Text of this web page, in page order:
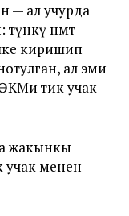
— ал учурда
нөөмөт
киришип
ал эми
тик учак
жакынкы
учак менен